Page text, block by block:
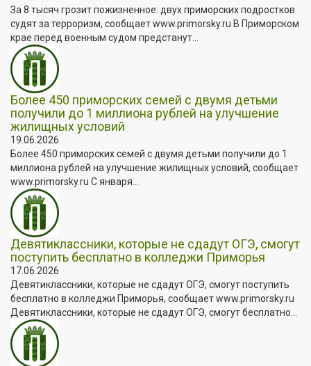
За 8 тысяч грозит пожизненное: двух приморских подростков
судят за терроризм, сообщает www.primorsky.ru В Приморском
крае перед военным судом предстанут...
Более 450 приморских семей с двумя детьми
получили до 1 миллиона рублей на улучшение
жилищных условий
19.06.2026
Более 450 приморских семей с двумя детьми получили до 1
миллиона рублей на улучшение жилищных условий, сообщает
www.primorsky.ru С января...
Девятиклассники, которые не сдадут ОГЭ, смогут
поступить бесплатно в колледжи Приморья
17.06.2026
Девятиклассники, которые не сдадут ОГЭ, смогут поступить
бесплатно в колледжи Приморья, сообщает www.primorsky.ru
Девятиклассники, которые не сдадут ОГЭ, смогут бесплатно...